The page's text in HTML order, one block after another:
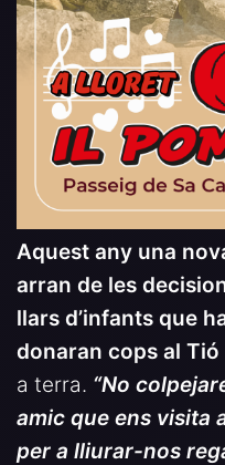
Aquest any una
arran de les
llars d’infants que
donaran cops al Tió
a terra. “No
amic que ens visita
per a lliurar-nos